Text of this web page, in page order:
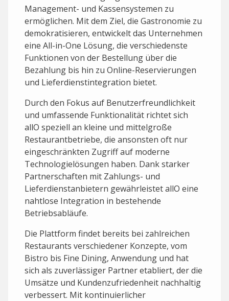
Management- und Kassensystemen zu
ermöglichen. Mit dem Ziel, die Gastronomie zu
demokratisieren, entwickelt das Unternehmen
eine All-in-One Lösung, die verschiedenste
Funktionen von der Bestellung über die
Bezahlung bis hin zu Online-Reservierungen
und Lieferdienstintegration bietet.
Durch den Fokus auf Benutzerfreundlichkeit
und umfassende Funktionalität richtet sich
allO speziell an kleine und mittelgroße
Restaurantbetriebe, die ansonsten oft nur
eingeschränkten Zugriff auf moderne
Technologielösungen haben. Dank starker
Partnerschaften mit Zahlungs- und
Lieferdienstanbietern gewährleistet allO eine
nahtlose Integration in bestehende
Betriebsabläufe.
Die Plattform findet bereits bei zahlreichen
Restaurants verschiedener Konzepte, vom
Bistro bis Fine Dining, Anwendung und hat
sich als zuverlässiger Partner etabliert, der die
Umsätze und Kundenzufriedenheit nachhaltig
verbessert. Mit kontinuierlicher